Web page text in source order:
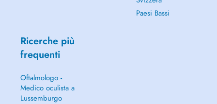
Paesi Bassi
Ricerche più
frequenti
Oftalmologo -
Medico oculista a
Lussemburgo